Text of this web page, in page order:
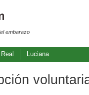
embarazo
Luciana